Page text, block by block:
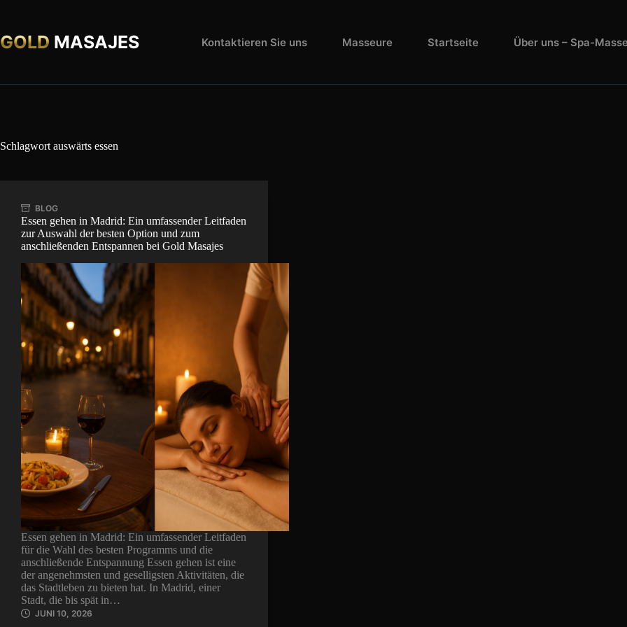
GOLD MASAJES Kontaktieren Sie uns Masseure Startseite Über uns – Spa-
Schlagwort auswärts essen
BLOG
Essen gehen in Madrid: Ein umfassender Leitfaden
zur Auswahl der besten Option und zum
anschließenden Entspannen bei Gold Masajes
Essen gehen in Madrid: Ein umfassender Leitfaden
für die Wahl des besten Programms und die
anschließende Entspannung Essen gehen ist eine
der angenehmsten und geselligsten Aktivitäten, die
das Stadtleben zu bieten hat. In Madrid, einer
Stadt, die bis spät in…
JUNI 10, 2026